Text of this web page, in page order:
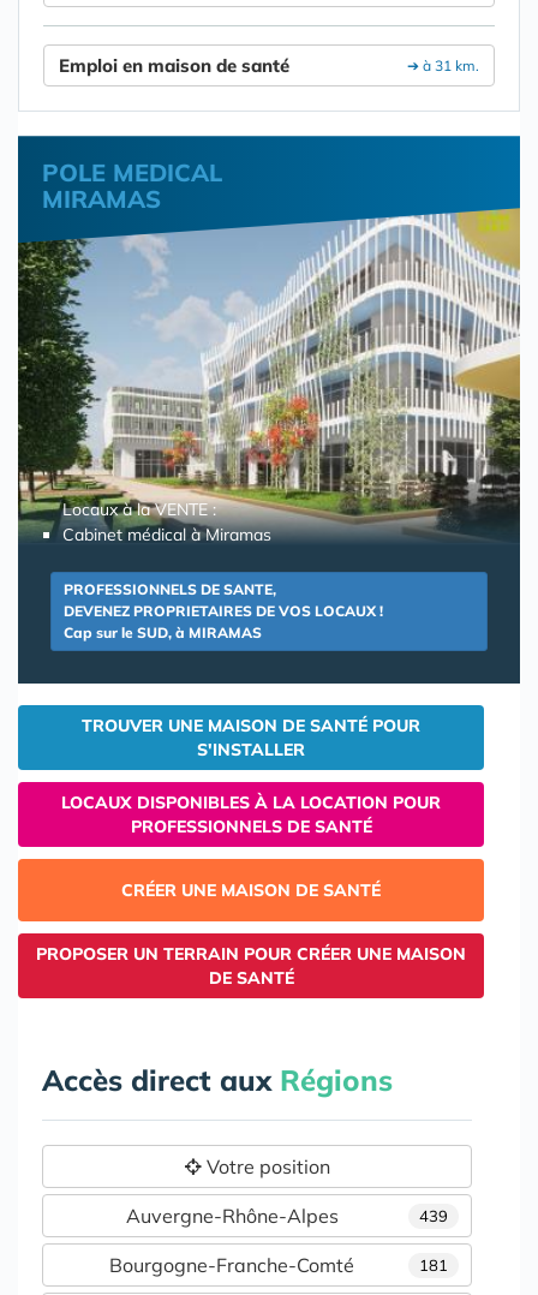
➔ à 31 km.
Emploi en maison de santé
POLE MEDICAL
MIRAMAS
Locaux à la VENTE :
Cabinet médical à Miramas
PROFESSIONNELS DE SANTE,
DEVENEZ PROPRIETAIRES DE VOS LOCAUX !
Cap sur le SUD, à MIRAMAS
TROUVER UNE MAISON DE SANTÉ POUR
S'INSTALLER
LOCAUX DISPONIBLES À LA LOCATION POUR
PROFESSIONNELS DE SANTÉ
CRÉER UNE MAISON DE SANTÉ
PROPOSER UN TERRAIN POUR CRÉER UNE MAISON
DE SANTÉ
Accès direct aux Régions
Votre position
439
Auvergne-Rhône-Alpes
181
Bourgogne-Franche-Comté